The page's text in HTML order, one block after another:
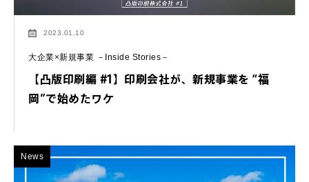
2023.01.10
大企業×新規事業 －Inside Stories－
【凸版印刷編 #1】印刷会社が、新規事業を “福
岡”で始めたワケ
News